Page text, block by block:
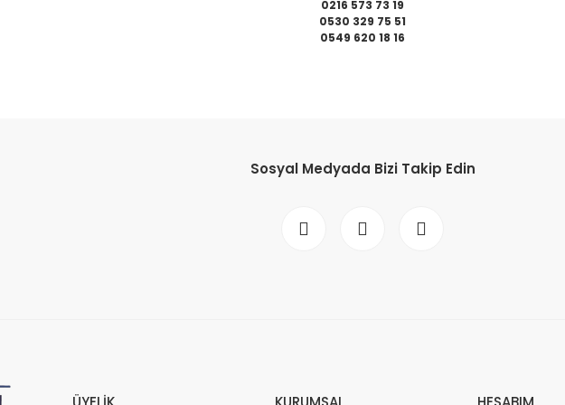
0216 573 73 19
0530 329 75 51
0549 620 18 16
Sosyal Medyada Bizi Takip Edin